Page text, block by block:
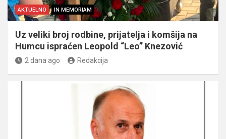
AKTUELNO IN MEMORIAM
Uz veliki broj rodbine, prijatelja i komšija na
Humcu ispraćen Leopold “Leo” Knezović
2 dana ago Redakcija